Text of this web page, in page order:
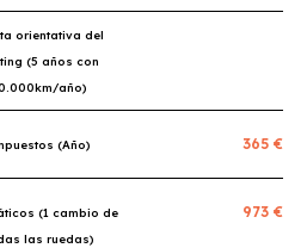
orientativa del
(5 años con
año)
(Año) 365 €
(1 cambio de
las ruedas)
973 €